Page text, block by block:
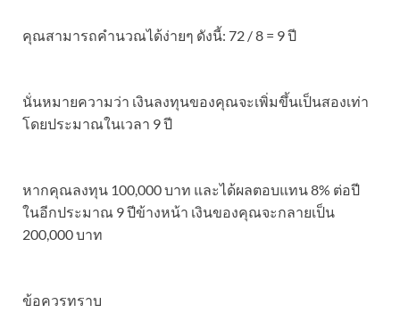
คุณสามารถคำนวณได้ง่ายๆ ดังนี้: 72 / 8 = 9 ปี
นั่นหมายความว่า เงินลงทุนของคุณจะเพิ่มขึ้นเป็นสองเท่า
โดยประมาณในเวลา 9 ปี
หากคุณลงทุน 100,000 บาท และได้ผลตอบแทน 8% ต่อปี
ในอีกประมาณ 9 ปีข้างหน้า เงินของคุณจะกลายเป็น
200,000 บาท
ข้อควรทราบ